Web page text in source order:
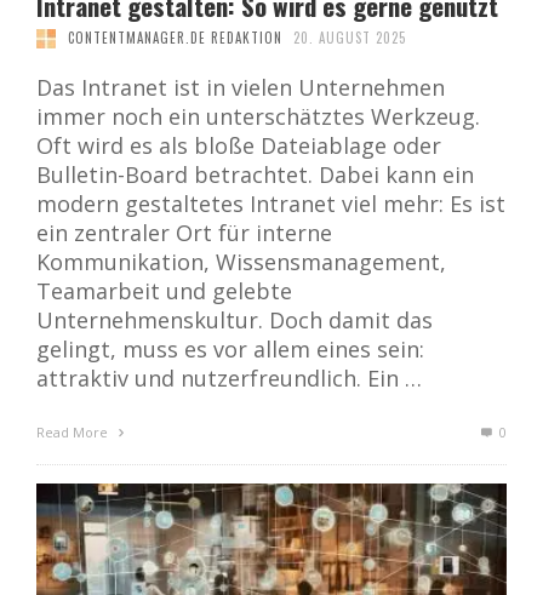
CONTENTMANAGER.DE REDAKTION 20. AUGUST 2025
Das Intranet ist in vielen Unternehmen
immer noch ein unterschätztes Werkzeug.
Oft wird es als bloße Dateiablage oder
Bulletin-Board betrachtet. Dabei kann ein
modern gestaltetes Intranet viel mehr: Es ist
ein zentraler Ort für interne
Kommunikation, Wissensmanagement,
Teamarbeit und gelebte
Unternehmenskultur. Doch damit das
gelingt, muss es vor allem eines sein:
attraktiv und nutzerfreundlich. Ein …
Read More 0